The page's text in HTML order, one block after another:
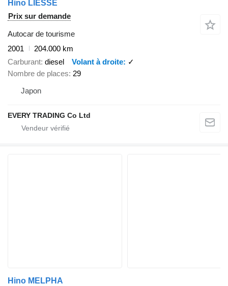
Hino LIESSE
Prix sur demande
Autocar de tourisme
2001
204.000 km
Carburant diesel Volant à droite
✓
Nombre de places 29
Japon
EVERY TRADING Co Ltd
Hino MELPHA